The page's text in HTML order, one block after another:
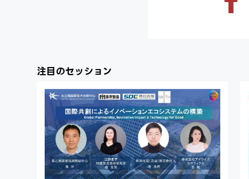
注目のセッション